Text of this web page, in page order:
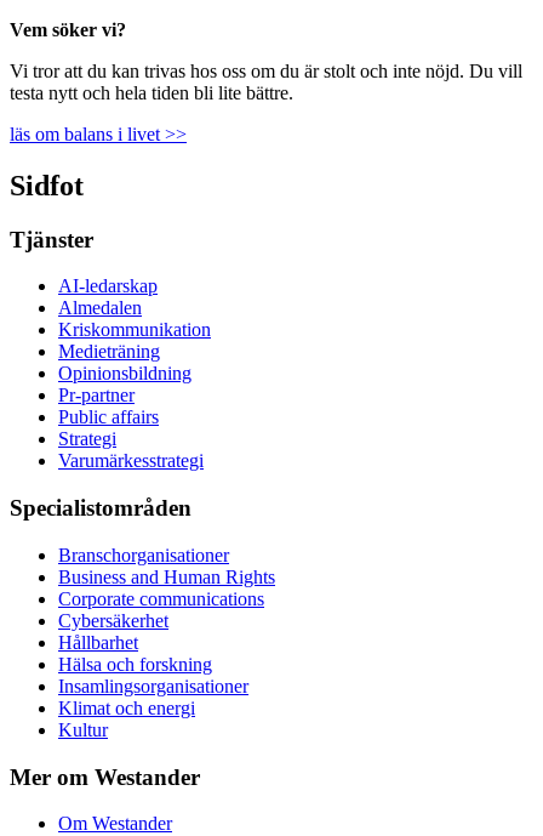
Vem söker vi?
Vi tror att du kan trivas hos oss om du är stolt och inte nöjd. Du vill
testa nytt och hela tiden bli lite bättre.
läs om balans i livet >>
Sidfot
Tjänster
AI-ledarskap
Almedalen
Kris­kommunikation
Medieträning
Opinionsbildning
Pr-partner
Public affairs
Strategi
Varumärkesstrategi
Specialistområden
Branschorganisationer
Business and Human Rights
Corporate communications
Cybersäkerhet
Hållbarhet
Hälsa och forskning
Insamlingsorganisationer
Klimat och energi
Kultur
Mer om Westander
Om Westander